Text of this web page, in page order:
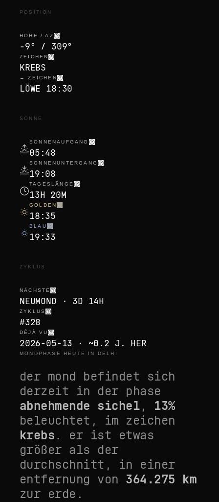
POSITION
HÖHE / AZ
-9° / 309°
ZEICHEN
KREBS
→ ZEICHEN
LÖWE 18:30
SONNE
SONNENAUFGANG
05:48
SONNENUNTERGANG
19:08
TAGESLÄNGE
13H 20M
GOLDEN
18:35
BLAU
19:33
ZYKLUS
NÄCHSTE
NEUMOND · 3D 14H
ZYKLUS
#328
DÉJÀ VU
2026-05-13 · ~0.2 J. HER
MONDPHASE HEUTE IN DELHI
der mond befindet sich
derzeit in der phase
abnehmende sichel, 13%
beleuchtet, im zeichen
krebs. er ist etwas
größer als der
durchschnitt , in einer
entfernung von 364.275 km
zur erde.